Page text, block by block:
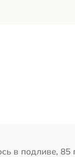
в подливе, 85